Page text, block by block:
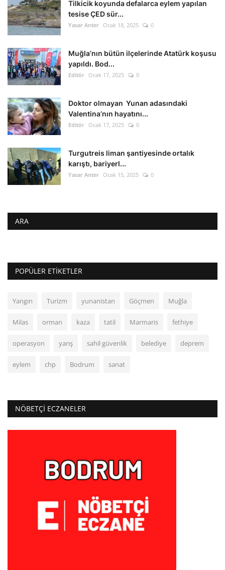
Tilkicik koyunda defalarca eylem yapılan
tesise ÇED sür...
Yasar Anter Ocak 18, 2025 0
Muğla’nın bütün ilçelerinde Atatürk koşusu
yapıldı. Bod...
Editör Ocak 17, 2025 0
Doktor olmayan Yunan adasındaki
Valentina’nın hayatını...
Editör Ocak 17, 2025 0
Turgutreis liman şantiyesinde ortalık
karıştı, bariyerl...
Yasar Anter Ocak 15, 2025 0
ARA
POPÜLER ETIKETLER
Yangın Turizm yunanistan Göçmen Muğla
Milas orman kaza tatil Marmaris fethiye
operasyon yarış sahil güvenlik belediye deprem
eylem chp Bodrum sanat
NÖBETÇI ECZANELER